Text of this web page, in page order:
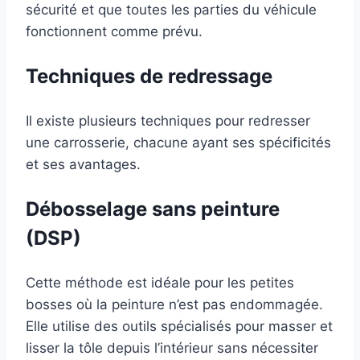
sécurité et que toutes les parties du véhicule
fonctionnent comme prévu.
Techniques de redressage
Il existe plusieurs techniques pour redresser
une carrosserie, chacune ayant ses spécificités
et ses avantages.
Débosselage sans peinture
(DSP)
Cette méthode est idéale pour les petites
bosses où la peinture n’est pas endommagée.
Elle utilise des outils spécialisés pour masser et
lisser la tôle depuis l’intérieur sans nécessiter